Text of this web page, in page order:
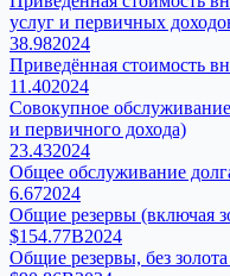
услуг и первичных
38.982024
Приведённая стоимость
11.402024
Совокупное
и первичного дохода)
23.432024
Общее обслуживание
6.672024
Общие резервы (включая
$154.77B2024
Общие резервы, без